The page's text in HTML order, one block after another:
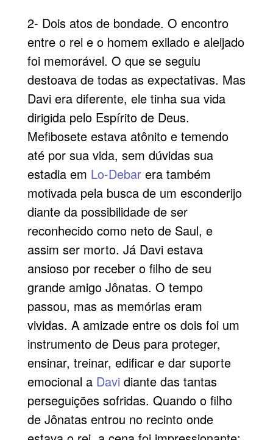
2- Dois atos de bondade. O encontro
entre o rei e o homem exilado e aleijado
foi memorável. O que se seguiu
destoava de todas as expectativas. Mas
Davi era diferente, ele tinha sua vida
dirigida pelo Espírito de Deus.
Mefibosete estava atônito e temendo
até por sua vida, sem dúvidas sua
estadia em Lo-Debarera também
motivada pela busca de um esconderijo
diante da possibilidade de ser
reconhecido como neto de Saul, e
assim ser morto. Já Davi estava
ansioso por receber o filho de seu
grande amigo Jônatas. O tempo
passou, mas as memórias eram
vividas. A amizade entre os dois foi um
instrumento de Deus para proteger,
ensinar, treinar, edificar e dar suporte
emocional a Davidiante das tantas
perseguições sofridas. Quando o filho
de Jônatas entrou no recinto onde